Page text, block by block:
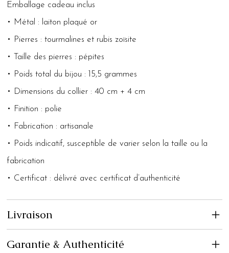
Emballage cadeau inclus
• Métal : laiton plaqué or
• Pierres : tourmalines et rubis zoïsite
• Taille des pierres : pépites
• Poids total du bijou : 15,5 grammes
• Dimensions du collier : 40 cm + 4 cm
• Finition : polie
• Fabrication : artisanale
• Poids indicatif, susceptible de varier selon la taille ou la
fabrication
• Certificat : délivré avec certificat d’authenticité
Livraison
Garantie & Authenticité